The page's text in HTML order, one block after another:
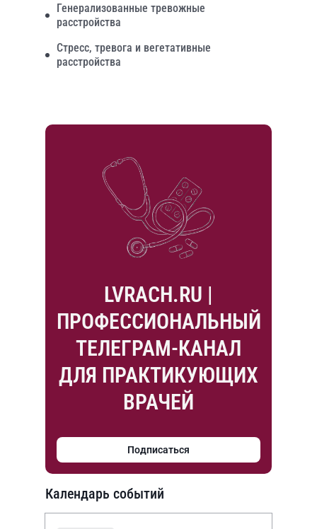
Генерализованные тревожные
расстройства
Стресс, тревога и вегетативные
расстройства
LVRACH.RU |
ПРОФЕССИОНАЛЬНЫЙ
ТЕЛЕГРАМ-КАНАЛ
ДЛЯ ПРАКТИКУЮЩИХ
ВРАЧЕЙ
Подписаться
Календарь событий